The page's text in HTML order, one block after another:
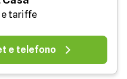
tariffe
e telefono